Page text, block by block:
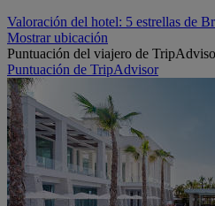
Valoración del hotel: 5 estrellas de
Mostrar ubicación
Puntuación del viajero de
Puntuación de TripAdvisor